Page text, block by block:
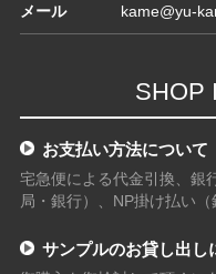
メール kame@yu-
SHOP
お支払い方法について
宅急便による代金引換、銀
局・銀行）、NP掛け払い
サンプルのお貸し出し